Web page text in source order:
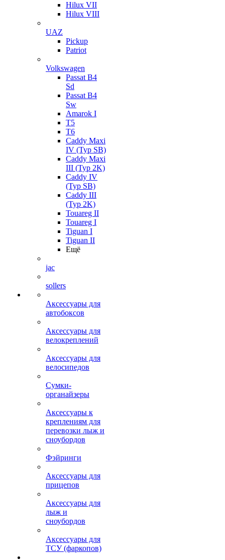
Hilux VII
Hilux VIII
UAZ
Pickup
Patriot
Volkswagen
Passat B4
Sd
Passat B4
Sw
Amarok I
T5
T6
Caddy Maxi
IV (Typ SB)
Caddy Maxi
III (Typ 2K)
Caddy IV
(Typ SB)
Caddy III
(Typ 2K)
Touareg II
Touareg I
Tiguan I
Tiguan II
Ещё
jac
sollers
Аксессуары для
автобоксов
Аксессуары для
велокреплений
Аксессуары для
велосипедов
Сумки-
органайзеры
Аксессуары к
креплениям для
перевозки лыж и
сноубордов
Фэйринги
Аксессуары для
прицепов
Аксессуары для
лыж и
сноубордов
Аксессуары для
ТСУ (фаркопов)